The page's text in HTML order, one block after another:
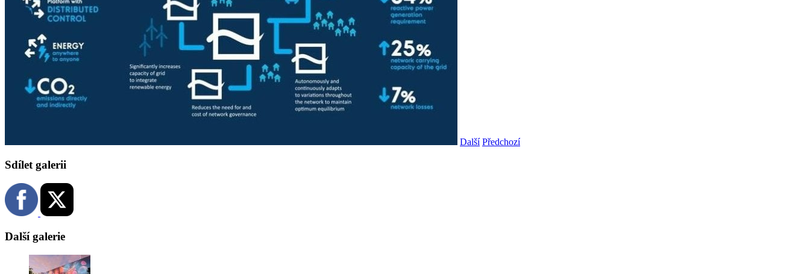
Další Předchozí
Sdílet galerii
Další galerie